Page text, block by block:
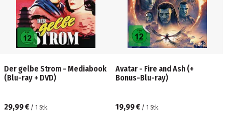
Der gelbe Strom - Mediabook
(Blu-ray + DVD)
29,99 € / 1 Stk.
Avatar - Fire and Ash (+
Bonus-Blu-ray)
19,99 € / 1 Stk.